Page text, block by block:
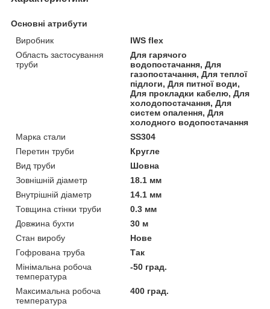
Основні атрибути
Виробник
IWS flex
Область застосування
труби
Для гарячого
водопостачання, Для
газопостачання, Для теплої
підлоги, Для питної води,
Для прокладки кабелю, Для
холодопостачання, Для
систем опалення, Для
холодного водопостачання
Марка стали
SS304
Перетин труби
Кругле
Вид труби
Шовна
Зовнішній діаметр
18.1 мм
Внутрішній діаметр
14.1 мм
Товщина стінки труби
0.3 мм
Довжина бухти
30 м
Стан виробу
Нове
Гофрована труба
Так
Мінімальна робоча
температура
-50 град.
Максимальна робоча
температура
400 град.